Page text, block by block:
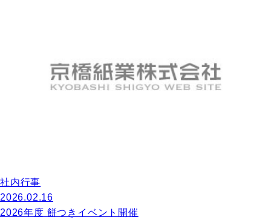
社内行事
2026.02.16
2026年度 餅つきイベント開催